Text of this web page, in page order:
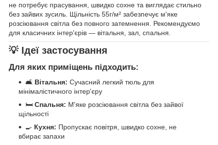
не потребує прасування, швидко сохне та виглядає стильно
без зайвих зусиль. Щільність 55г/м² забезпечує м'яке
розсіювання світла без повного затемнення. Рекомендуємо
для класичних інтер'єрів — вітальня, зал, спальня.
💡 Ідеї застосування
Для яких приміщень підходить:
🛋️ Вітальня: Сучасний легкий тюль для
мінімалістичного інтер'єру
🛏️ Спальня: М'яке розсіювання світла без зайвої
щільності
🍳 Кухня: Пропускає повітря, швидко сохне, не
вбирає запахи